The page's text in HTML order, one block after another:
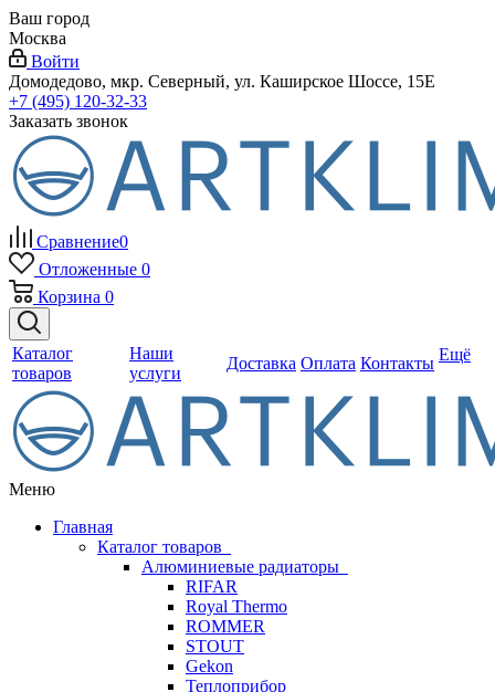
Ваш город
Москва
Войти
Домодедово, мкр. Северный, ул. Каширское Шоссе, 15Е
+7 (495) 120-32-33
Заказать звонок
Сравнение0
Отложенные 0
Корзина 0
Каталог
товаров
Наши
услуги
Доставка Оплата Контакты Ещё
Меню
Главная
Каталог товаров
Алюминиевые радиаторы
RIFAR
Royal Thermo
ROMMER
STOUT
Gekon
Теплоприбор